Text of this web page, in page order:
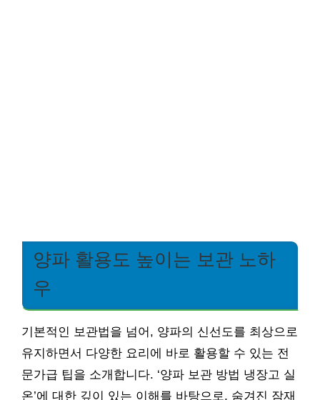
양파 활용도 높이는 보관 노하
우
기본적인 보관법을 넘어, 양파의 신선도를 최상으로
유지하면서 다양한 요리에 바로 활용할 수 있는 전
문가급 팁을 소개합니다. ‘양파 보관 방법 냉장고 실
온’에 대한 깊이 있는 이해를 바탕으로, 숨겨진 잠재